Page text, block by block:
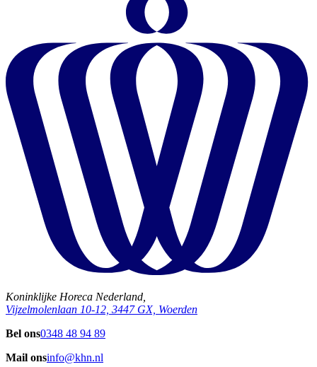
Koninklijke Horeca Nederland,
Vijzelmolenlaan 10-12, 3447 GX, Woerden
Bel ons0348 48 94 89
Mail onsinfo@khn.nl